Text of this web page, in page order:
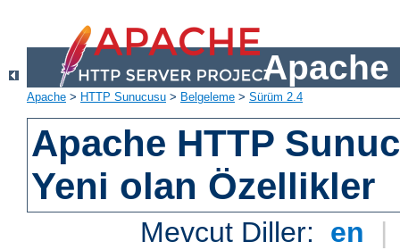
Apache
Apache > HTTP Sunucusu > Belgeleme > Sürüm 2.4
Apache HTTP
Yeni olan Özellikler
Mevcut Diller: en |